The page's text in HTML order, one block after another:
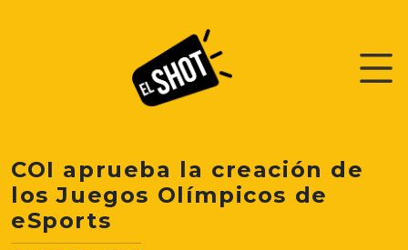
COI aprueba la creación de
los Juegos Olímpicos de
eSports